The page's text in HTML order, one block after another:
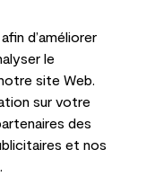
d’améliorer
le
site Web.
sur votre
des
et nos